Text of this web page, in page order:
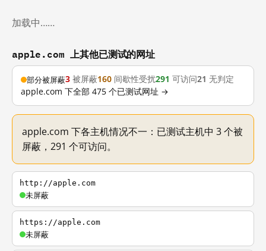
加载中……
apple.com 上其他已测试的网址
部分被屏蔽3 被屏蔽160 间歇性受扰291 可访问21 无判定
apple.com 下全部 475 个已测试网址 →
apple.com 下各主机情况不一：已测试主机中 3 个被
屏蔽，291 个可访问。
http://apple.com
未屏蔽
https://apple.com
未屏蔽